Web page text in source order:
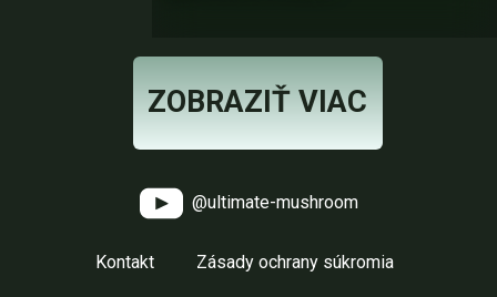
ZOBRAZIŤ VIAC
@ultimate-mushroom
Kontakt Zásady ochrany súkromia